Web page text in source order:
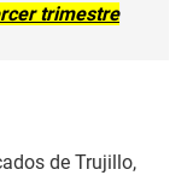
trimestre
de Trujillo,